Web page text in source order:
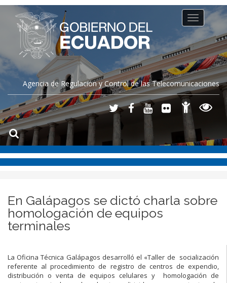
Agencia de Regulación y Control de las Telecomunicaciones
Toggle
navigation
En Galápagos se dictó charla sobre
homologación de equipos
terminales
La Oficina Técnica Galápagos desarrolló el «Taller de socialización
referente al procedimiento de registro de centros de expendio,
distribución o venta de equipos celulares y homologación de